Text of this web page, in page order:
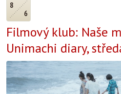
8
6
Filmový klub: Naše
Unimachi diary,